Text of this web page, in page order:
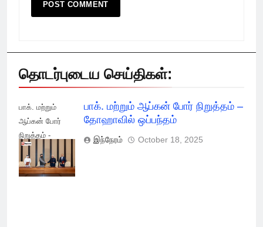
தொடர்புடைய செய்திகள்:
பாக். மற்றும்
ஆப்கன் போர்
நிறுத்தம் -
தோஹாவில்
ஒப்பந்தம்
பாக். மற்றும் ஆப்கன் போர் நிறுத்தம் –
தோஹாவில் ஒப்பந்தம்
இந்நேரம் October 18, 2025